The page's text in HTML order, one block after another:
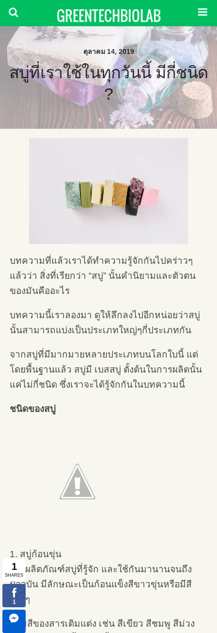
GREENTECHBIOLAB
ตุลาคม 14, 2019
สบู่ที่เราใช้ในทุกวันนี้ มีกี่ชนิด
?
บทความที่แล้วเราได้ทำความรู้จักกันไปคร่าวๆ
แล้วว่า สิ่งที่เรียกว่า “สบู่” นั้นคำนิยามและตัวตน
ของมันคืออะไร
บทความนี้เราลองมา ดูให้ลึกลงไปอีกหน่อยว่าสบู่
นั้นสามารถแบ่งเป็นประเภทใหญ่ๆกี่ประเภทกัน
จากสบู่ที่มีมากมายหลายประเภทบนโลกใบนี้ แต่
โดยพื้นฐานแล้ว สบู่มี เบสสบู่ ตั้งต้นในการผลิตนั้น
แค่ไม่กี่ชนิด ซึ่งเราจะได้รู้จักกันในบทความนี้
ชนิดของสบู่
1. สบู่ก้อนขุ่น
เป็นผลิตภัณฑ์สบู่ที่รู้จัก และใช้กันมานานจนถึง
ปัจจุบัน มีลักษณะเป็นก้อนแข็งสีขาวขุ่นหรือมีสี
ต่างๆ
ตามสีของสารเติมแต่ง เช่น สีเขียว สีชมพู สีม่วง